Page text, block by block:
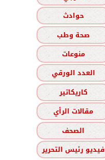
حوادث
صحة وطب
منوعات
العدد الورقي
كاريكاتير
مقالات الرأي
الصحف
فيديو رئيس التحرير